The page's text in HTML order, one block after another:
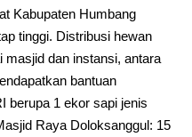
Kabupaten Humbang
tinggi. Distribusi hewan
masjid dan instansi, antara
bantuan
berupa 1 ekor sapi jenis
Raya Doloksanggul: 15